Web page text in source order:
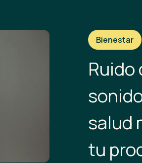
Bienestar
Ruido
salud
tu